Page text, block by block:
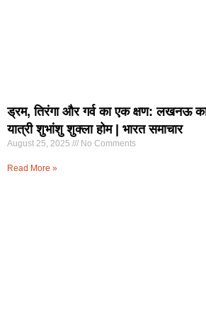
ड्रम, तिरंगा और गर्व का एक क्षण: लखनऊ का
यात्री शुभांशु शुक्ला होम | भारत समाचार
August 25, 2025 No Comments
Read More »